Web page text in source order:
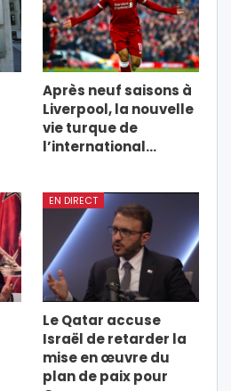
Après neuf saisons à
Liverpool, la nouvelle
vie turque de
l’international…
EN DIRECT
Le Qatar accuse
Israël de retarder la
mise en œuvre du
plan de paix pour